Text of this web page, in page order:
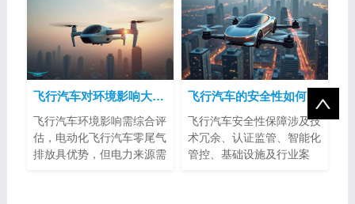
飞行汽车对环境影响大吗？
飞行汽车环境影响需综合评
估，电动化飞行汽车零尾气
排放具优势，但电力来源需
飞行汽车的安全性如何得到保障？
飞行汽车安全性保障涉及技
术冗余、认证监管、智能化
管控、基础设施及行业案